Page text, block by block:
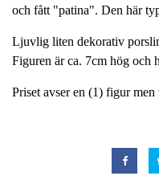
och fått "patina". Den här
Ljuvlig liten dekorativ
Figuren är ca. 7cm hög och
Priset avser en (1) figur